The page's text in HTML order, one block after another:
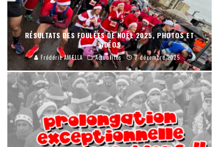
RÉSULTATS DES FOULÉES DE NOËL 2025, PHOTOS ET
VIDÉOS
Frédéric AMELLA Actualités 7 décembre 2025